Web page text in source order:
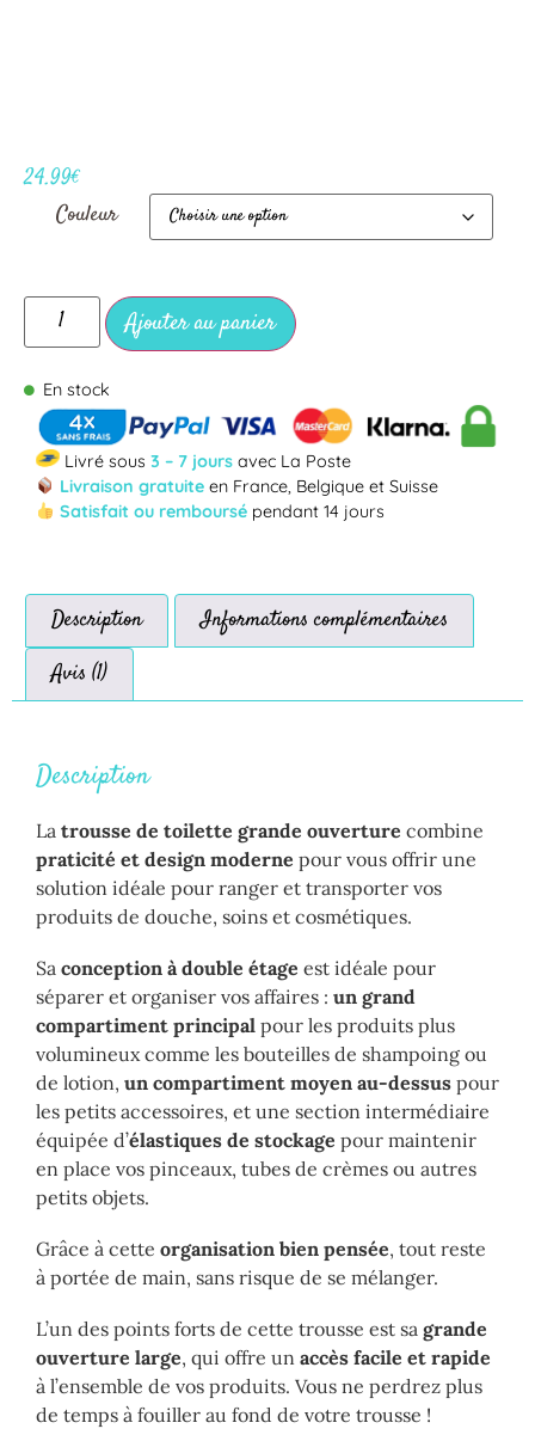
24.99€
Couleur
Ajouter au panier
En stock
Livré sous 3 – 7 jours avec La Poste
Livraison gratuite en France, Belgique et Suisse
Satisfait ou remboursé pendant 14 jours
Description
Informations complémentaires
Avis (1)
Description
La trousse de toilette grande ouverture combine
praticité et design moderne pour vous offrir une
solution idéale pour ranger et transporter vos
produits de douche, soins et cosmétiques.
Sa conception à double étage est idéale pour
séparer et organiser vos affaires : un grand
compartiment principal pour les produits plus
volumineux comme les bouteilles de shampoing ou
de lotion, un compartiment moyen au-dessus pour
les petits accessoires, et une section intermédiaire
équipée d’élastiques de stockage pour maintenir
en place vos pinceaux, tubes de crèmes ou autres
petits objets.
Grâce à cette organisation bien pensée, tout reste
à portée de main, sans risque de se mélanger.
L’un des points forts de cette trousse est sa grande
ouverture large, qui offre un accès facile et rapide
à l’ensemble de vos produits. Vous ne perdrez plus
de temps à fouiller au fond de votre trousse !